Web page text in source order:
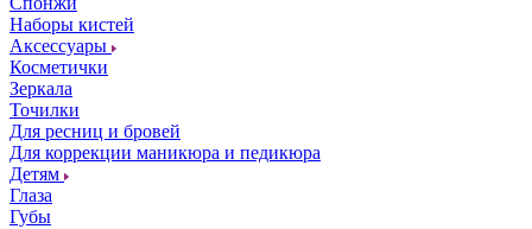
Наборы кистей
Аксессуары
Косметички
Зеркала
Точилки
Для ресниц и бровей
Для коррекции маникюра и педикюра
Детям
Глаза
Губы